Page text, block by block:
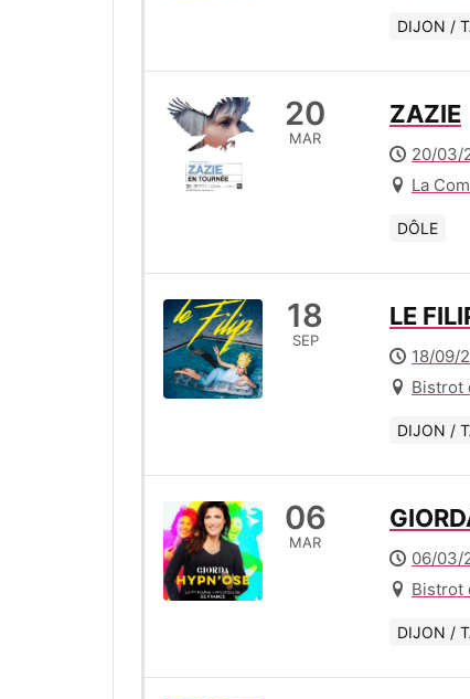
DIJON /
20
MAR
ZAZIE
20/03/
La
DÔLE
18
SEP
LE
18/09/
Bistrot
DIJON /
06
MAR
06/03/
Bistrot
DIJON /